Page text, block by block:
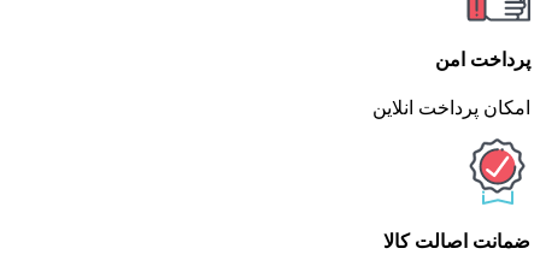
پرداخت امن
امکان پرداخت انلاین
ضمانت اصالت کالا